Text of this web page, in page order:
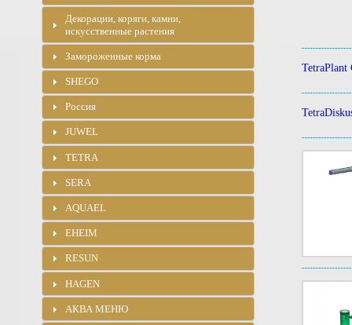
TetraPlant
Декорации, коряги, камни,
искусственные растения
Замороженные корма
SHEGO
Россия
JUWEL
TETRA
SERA
AQUAEL
EHEIM
RESUN
HAGEN
АКВА МЕНЮ